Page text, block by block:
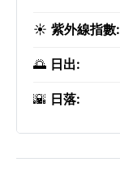
☀️ 紫外線指數:
🌅 日出:
🌇 日落: